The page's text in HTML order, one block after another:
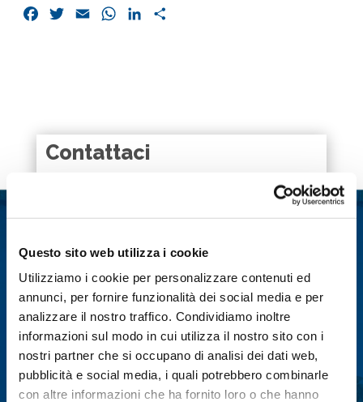
Questo sito web utilizza i cookie
Utilizziamo i cookie per personalizzare contenuti ed
annunci, per fornire funzionalità dei social media e per
analizzare il nostro traffico. Condividiamo inoltre
informazioni sul modo in cui utilizza il nostro sito con i
nostri partner che si occupano di analisi dei dati web,
pubblicità e social media, i quali potrebbero combinarle
con altre informazioni che ha fornito loro o che hanno
Facebook
TwitterEmail WhatsApp
LinkedIn
Contattaci
Cognome *
Email *
Città *